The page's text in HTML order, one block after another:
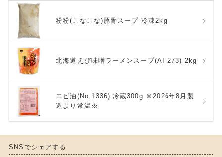
粉粉(こなこな)豚骨スープ 冷凍2kg
北海道えび味噌ラーメンスープ(AI-273) 2kg
エビ油(No.1336) 冷蔵300g ※2026年8月製
造より常温※
SNSでシェアする